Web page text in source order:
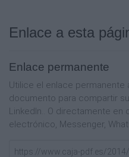
Enlace a esta
Enlace permanente
Utilice el enlace permanente
documento para compartir
LinkedIn.. O directamente
electrónico, Messenger,